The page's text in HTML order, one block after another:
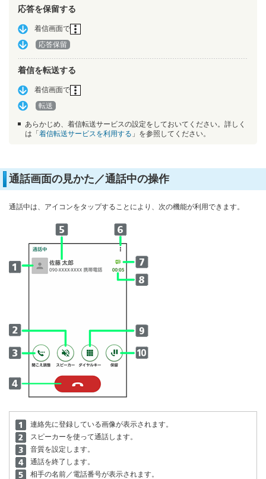
応答を保留する
着信画面で
応答保留
着信を転送する
着信画面で
転送
あらかじめ、着信転送サービスの設定をしておいてください。詳しく
は「 着信転送サービスを利用する 」を参照してください。
通話画面の見かた／通話中の操作
通話中は、アイコンをタップすることにより、次の機能が利用できます。
連絡先に登録している画像が表示されます。
スピーカーを使って通話します。
音質を設定します。
通話を終了します。
相手の名前／電話番号が表示されます。